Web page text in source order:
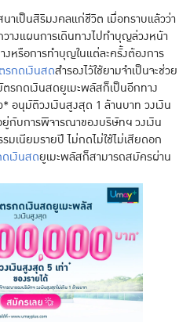
าเป็นสิริมงคลแก่ชีวิต เมื่อทราบแล้วว่า
วางแผนการเดินทางไปทำบุญล่วงหน้า
งหรือการทำบุญในแต่ละครั้งต้องการ
รกดเงินสดสำรองไว้ใช้ยามจำเป็นจะช่วย
รกดเงินสดยูเมะพลัสก็เป็นอีกทาง
อนุมัติวงเงินสูงสุด 1 ล้านบาท วงเงิน
กับการพิจารณาของบริษัทฯ วงเงิน
มเนียมรายปี ไม่กดไม่ใช้ไม่เสียดอก
เงินสดยูเมะพลัสก็สามารถสมัครผ่าน